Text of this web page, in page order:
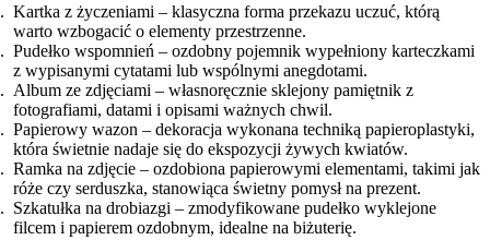
Kartka z życzeniami – klasyczna forma przekazu uczuć, którą
warto wzbogacić o elementy przestrzenne.
Pudełko wspomnień – ozdobny pojemnik wypełniony karteczkami
z wypisanymi cytatami lub wspólnymi anegdotami.
Album ze zdjęciami – własnoręcznie sklejony pamiętnik z
fotografiami, datami i opisami ważnych chwil.
Papierowy wazon – dekoracja wykonana techniką papieroplastyki,
która świetnie nadaje się do ekspozycji żywych kwiatów.
Ramka na zdjęcie – ozdobiona papierowymi elementami, takimi jak
róże czy serduszka, stanowiąca świetny pomysł na prezent.
Szkatułka na drobiazgi – zmodyfikowane pudełko wyklejone
filcem i papierem ozdobnym, idealne na biżuterię.